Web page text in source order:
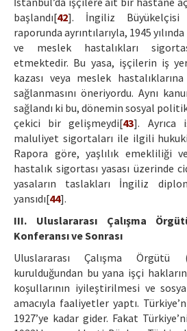
başlandı[42]. İngiliz Büyükelçisi
raporunda ayrıntılarıyla, 1945
ve meslek hastalıkları
etmektedir. Bu yasa, işçilerin iş
kazası veya meslek
sağlanmasını öneriyordu. Aynı
sağlandı ki bu, dönemin sosyal
çekici bir gelişmeydi[43]. Ayrıca
maluliyet sigortaları ile ilgili hukuki
Rapora göre, yaşlılık emekliliği
hastalık sigortası yasası üzerinde
yasaların taslakları İngiliz
yansıdı[44].
III. Uluslararası Çalışma
Konferansı ve Sonrası
Uluslararası Çalışma Örgütü
kurulduğundan bu yana işçi
koşullarının iyileştirilmesi ve
amacıyla faaliyetler yaptı.
1927’ye kadar gider. Fakat